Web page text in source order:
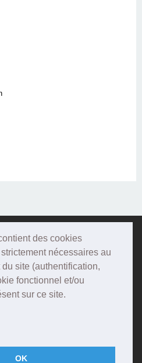
des cookies
nécessaires au
site (authentification,
fonctionnel et/ou
sur ce site.
OK
nous ?
d'utilisation